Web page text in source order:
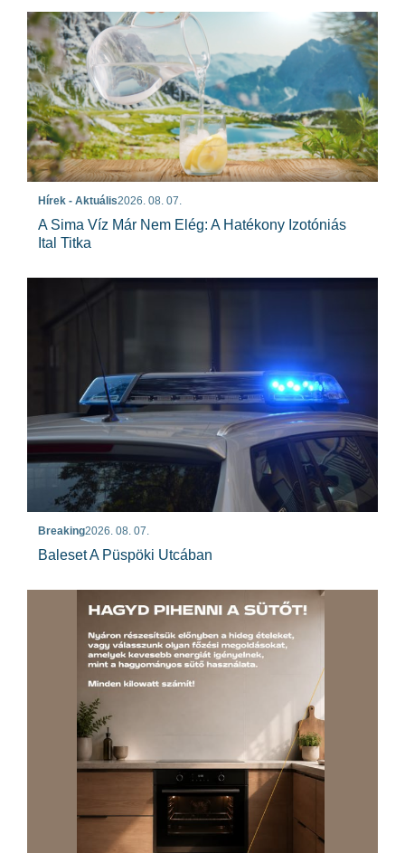
Hírek - Aktuális2026. 08. 07.
A Sima Víz Már Nem Elég: A Hatékony Izotóniás
Ital Titka
Breaking2026. 08. 07.
Baleset A Püspöki Utcában